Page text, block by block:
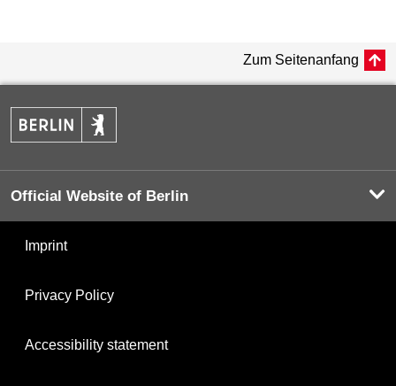
Zum Seitenanfang
Official Website of Berlin
Imprint
Privacy Policy
Accessibility statement